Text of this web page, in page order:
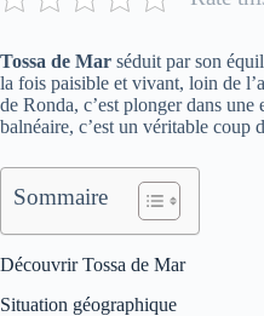
Tossa de Mar séduit par son
la fois paisible et vivant, loin de
de Ronda, c’est plonger dans
balnéaire, c’est un véritable coup
Sommaire
Découvrir Tossa de Mar
Situation géographique